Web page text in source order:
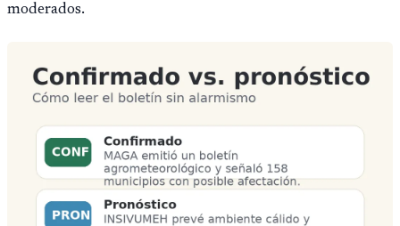
moderados.